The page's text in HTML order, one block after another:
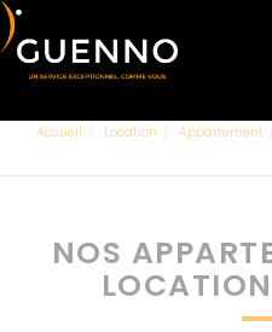
Accueil Location Appartement
NOS